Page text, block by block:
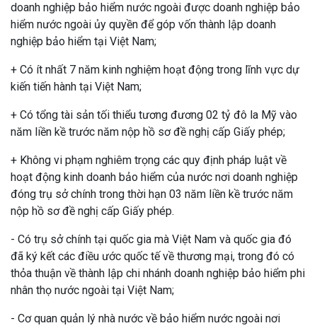
doanh nghiệp bảo hiểm nước ngoài được doanh nghiệp bảo
hiểm nước ngoài ủy quyền để góp vốn thành lập doanh
nghiệp bảo hiểm tại Việt Nam;
+ Có ít nhất 7 năm kinh nghiệm hoạt động trong lĩnh vực dự
kiến tiến hành tại Việt Nam;
+ Có tổng tài sản tối thiểu tương đương 02 tỷ đô la Mỹ vào
năm liền kề trước năm nộp hồ sơ đề nghị cấp Giấy phép;
+ Không vi phạm nghiêm trọng các quy định pháp luật về
hoạt động kinh doanh bảo hiểm của nước nơi doanh nghiệp
đóng trụ sở chính trong thời hạn 03 năm liền kề trước năm
nộp hồ sơ đề nghị cấp Giấy phép.
- Có trụ sở chính tại quốc gia mà Việt Nam và quốc gia đó
đã ký kết các điều ước quốc tế về thương mại, trong đó có
thỏa thuận về thành lập chi nhánh doanh nghiệp bảo hiểm phi
nhân thọ nước ngoài tại Việt Nam;
- Cơ quan quản lý nhà nước về bảo hiểm nước ngoài nơi